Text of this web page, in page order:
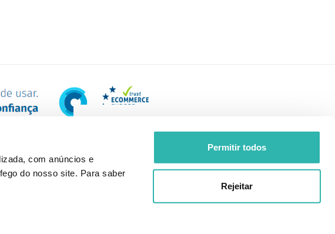
com anúncios e
do nosso site. Para saber
Permitir todos
Rejeitar